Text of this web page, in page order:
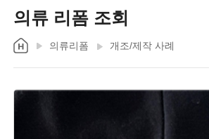
의류 리폼 조회
의류리폼 개조/제작 사례